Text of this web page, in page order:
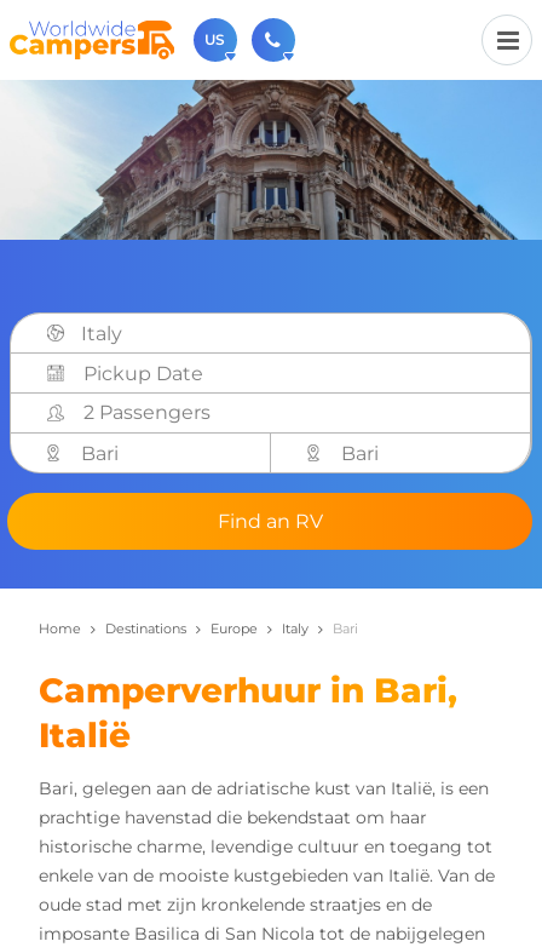
US
(720) 819-7196
Contact us (Monday to Friday from 9am - 5.30pm).
usa@worldwidecampers.com
You can also contact us by email.
Italy
2 Passengers
Bari
Bari
Find an RV
Home Destinations Europe Italy Bari
Camperverhuur in Bari,
Italië
Bari, gelegen aan de adriatische kust van Italië, is een
prachtige havenstad die bekendstaat om haar
historische charme, levendige cultuur en toegang tot
enkele van de mooiste kustgebieden van Italië. Van de
oude stad met zijn kronkelende straatjes en de
imposante Basilica di San Nicola tot de nabijgelegen